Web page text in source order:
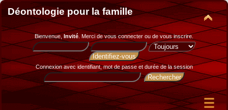
Déontologie pour la famille
Bienvenue, Invité. Merci devous connecter ou de vous inscrire.
Connexion avec identifiant, mot de passe et durée de la session